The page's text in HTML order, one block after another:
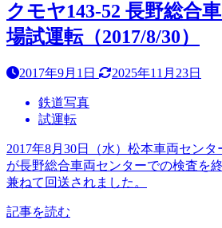
クモヤ143-52 長野総合
場試運転（2017/8/30）
2017年9月1日 2025年11月23日
鉄道写真
試運転
2017年8月30日（水）松本車両センタ
が長野総合車両センターでの検査を
兼ねて回送されました。
記事を読む